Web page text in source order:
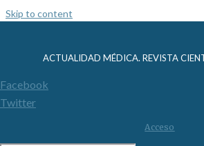
Skip to content
ACTUALIDAD MÉDICA. REVISTA
Facebook
Twitter
Acceso